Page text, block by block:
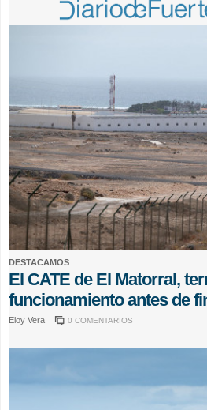
DESTACAMOS
El CATE de El Matorral,
funcionamiento antes de
Eloy Vera 0 COMENTARIOS